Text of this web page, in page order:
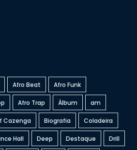
Afro Beat Afro Funk
Afro Trap Álbum am
Cazenga Biografia Coladeira
Hall Deep Destaque Drill